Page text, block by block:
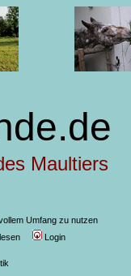
Maultiers
Umfang zu nutzen
Login